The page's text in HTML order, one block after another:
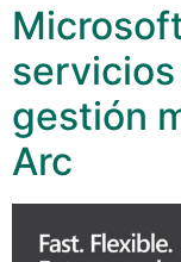
gestión
Arc